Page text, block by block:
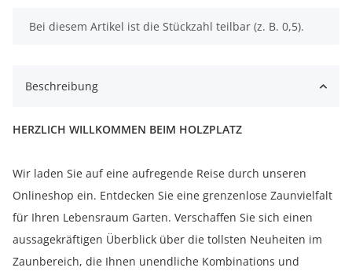
x
Bei diesem Artikel ist die Stückzahl teilbar (z. B. 0,5).
Beschreibung
HERZLICH WILLKOMMEN BEIM HOLZPLATZ
Wir laden Sie auf eine aufregende Reise durch unseren
Onlineshop ein. Entdecken Sie eine grenzenlose Zaunvielfalt
für Ihren Lebensraum Garten. Verschaffen Sie sich einen
aussagekräftigen Überblick über die tollsten Neuheiten im
Zaunbereich, die Ihnen unendliche Kombinations und